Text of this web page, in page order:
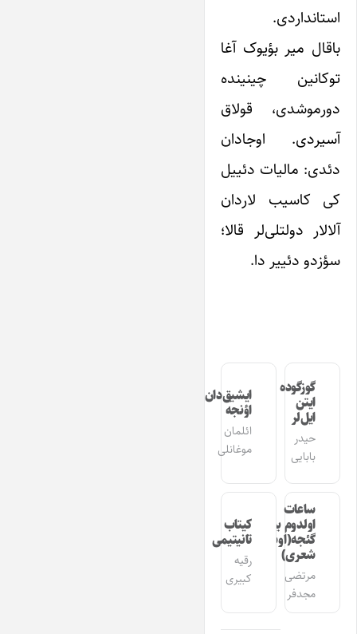
استانداردی.
باقال میر بؤیوک آغا
توکانین چینینده
دورموشدی، قولاق
آسیردی. اوجادان
دئدی: مالیات دئییل
کی کاسیب لاردان
آلالار دولتلی‌لر قالا؛
سؤزدو دئییر دا.
گوزگوده
ایتن
ایل‌لر
حیدر
بابایی
ایشیق‌دان
اؤنجه
ائلمان
موغانلی
ساعات
اولدوم بیر
گئجه(اوشاق
شعری)
مرتضی
مجدفر
کیتاب
تانیتیمی
رقیه
کبیری